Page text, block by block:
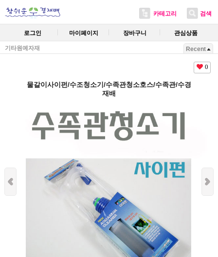
카테고리 검색
로그인 마이페이지 장바구니 관심상품
기타원예자재 Recent
0
물갈이사이펀/수조청소기/수족관청소호스/수족관/수경
재배